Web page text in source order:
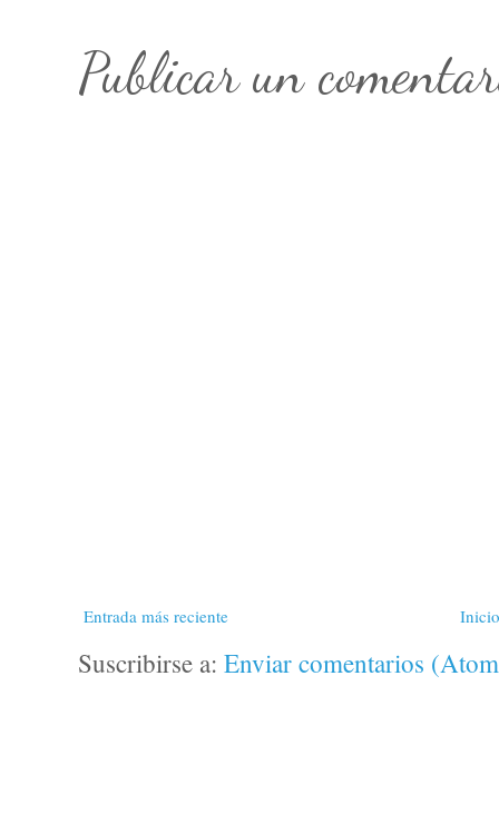
Publicar un
Entrada más reciente Inicio
Suscribirse a: Enviar comentarios